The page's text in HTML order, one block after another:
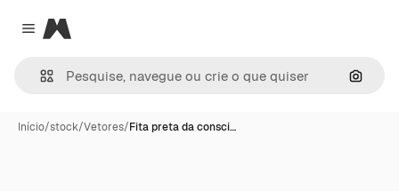
Close menu
Magnific
Início/stock/Vetores/Fita preta da consci…